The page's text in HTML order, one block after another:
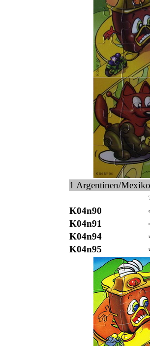
1 Argentinen/
K04n90
K04n91
K04n94
K04n95